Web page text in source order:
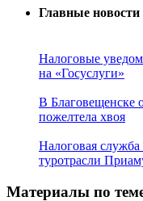
Главные новости
Налоговые
на «Госуслуги»
В Благовещенске
пожелтела хвоя
Налоговая
туротрасли
Материалы по